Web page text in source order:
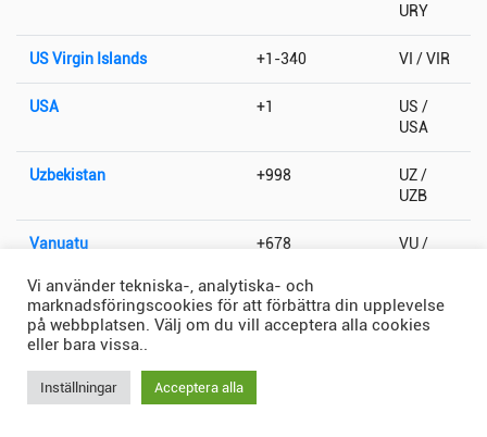
URY
US Virgin Islands +1-340 VI / VIR
USA +1
US /
USA
Uzbekistan +998
UZ /
UZB
Vanuatu +678
VU /
Vatikanstaten +379 VA / VAT
Vi använder tekniska-, analytiska- och
marknadsföringscookies för att förbättra din upplevelse
på webbplatsen. Välj om du vill acceptera alla cookies
eller bara vissa..
Inställningar Acceptera alla